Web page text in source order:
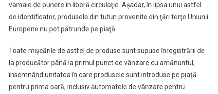
vamale de punere în liberă circulaţie. Aşadar, în lipsa unui astfel
de identificator, produsele din tutun provenite din ţări terţe Uniunii
Europene nu pot pătrunde pe piaţă.
Toate mişcările de astfel de produse sunt supuse înregistrării de
la producător până la primul punct de vânzare cu amănuntul,
însemnând unitatea în care produsele sunt introduse pe piaţă
pentru prima oară, inclusiv automatele de vânzare pentru